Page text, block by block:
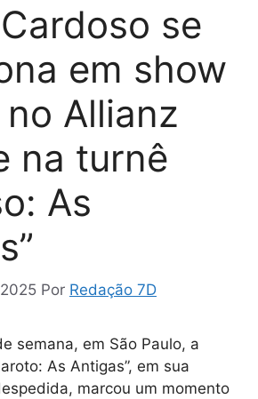
se
em show
Allianz
na turnê
As
Por Redação 7D
semana, em São Paulo, a
As Antigas”, em sua
marcou um momento